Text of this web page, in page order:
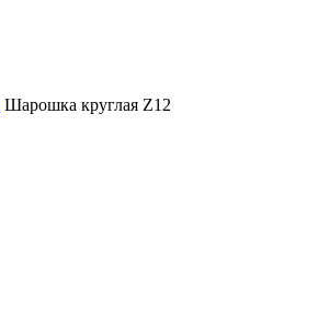
Шарошка круглая Z12